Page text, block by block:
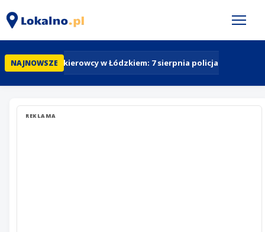
NAJNOWSZE
Uwaga kierowcy w Łódzkiem: 7 sierpnia policja masowo
REKLAMA